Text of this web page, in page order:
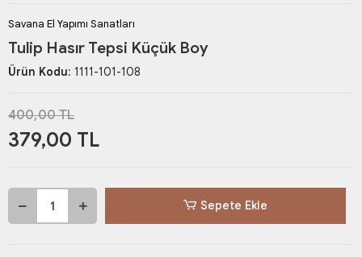
Savana El Yapımı Sanatları
Tulip Hasır Tepsi Küçük Boy
Ürün Kodu: 1111-101-108
400,00 TL
379,00 TL
Sepete Ekle